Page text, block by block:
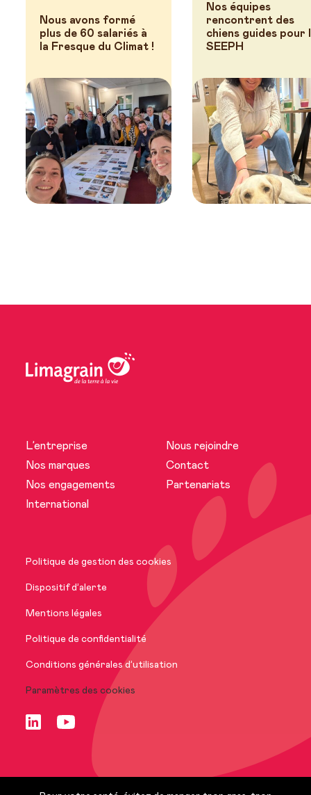
L’entreprise
Actualités
Nos marques
Nos engagements
International
Nous avons formé
plus de 60 salariés à
la Fresque du Climat !
Nos équipes
rencontrent des
chiens guides pour
SEEPH
L’entreprise
Nos marques
Nos engagements
International
Nous rejoindre
Contact
Partenariats
Politique de gestion des cookies
Dispositif d’alerte
Mentions légales
Politique de confidentialité
Conditions générales d’utilisation
Paramètres des cookies